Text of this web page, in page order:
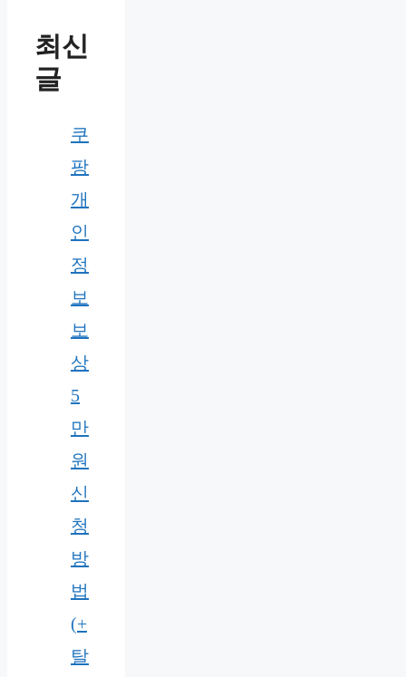
최신
글
쿠
팡
개
인
정
보
보
상
5
만
원
신
청
방
법
(+
탈